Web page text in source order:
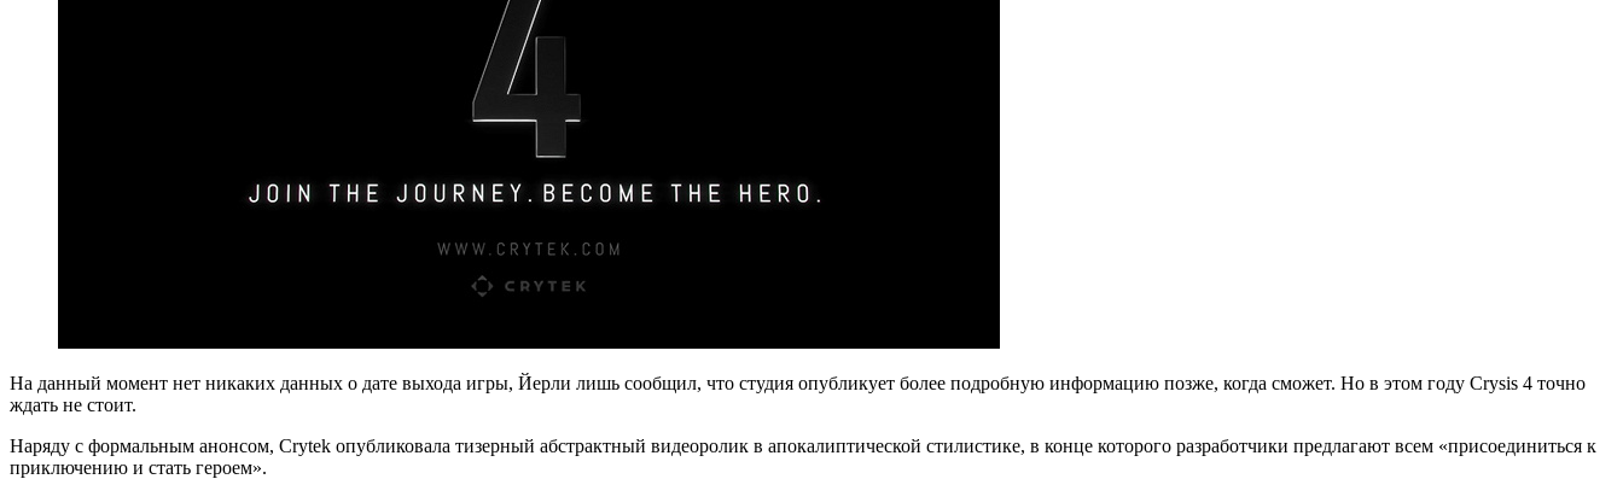
На данный момент нет никаких данных о дате выхода игры, Йерли лишь сообщил, что студия опубликует более подробную информацию позже, когда сможет. Но в этом году Crysis 4 точно
ждать не стоит.
Наряду с формальным анонсом, Crytek опубликовала тизерный абстрактный видеоролик в апокалиптической стилистике, в конце которого разработчики предлагают всем «присоединиться к
приключению и стать героем».